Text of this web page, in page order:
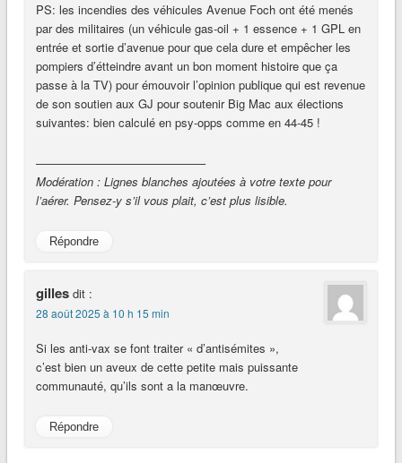
PS: les incendies des véhicules Avenue Foch ont été menés
par des militaires (un véhicule gas-oil + 1 essence + 1 GPL en
entrée et sortie d’avenue pour que cela dure et empêcher les
pompiers d’étteindre avant un bon moment histoire que ça
passe à la TV) pour émouvoir l’opinion publique qui est revenue
de son soutien aux GJ pour soutenir Big Mac aux élections
suivantes: bien calculé en psy-opps comme en 44-45 !
——————————————–
Modération : Lignes blanches ajoutées à votre texte pour
l’aérer. Pensez-y s’il vous plait, c’est plus lisible.
Répondre
gilles dit :
28 août 2025 à 10 h 15 min
Si les anti-vax se font traiter « d’antisémites »,
c’est bien un aveux de cette petite mais puissante
communauté, qu’ils sont a la manœuvre.
Répondre